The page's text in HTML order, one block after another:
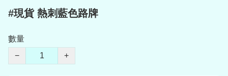
#現貨 熱刺藍色路牌
數量
−
+